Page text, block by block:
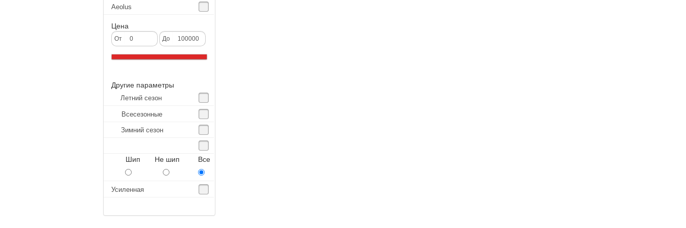
Aeolus
Agate
Agrica
Alliance
Altura
Amberstone
Amtel
Anjie
Aplus
Цена
От До
Другие параметры
Летний сезон
Всесезонные
Зимний сезон
Шип Не шип Все
Усиленная